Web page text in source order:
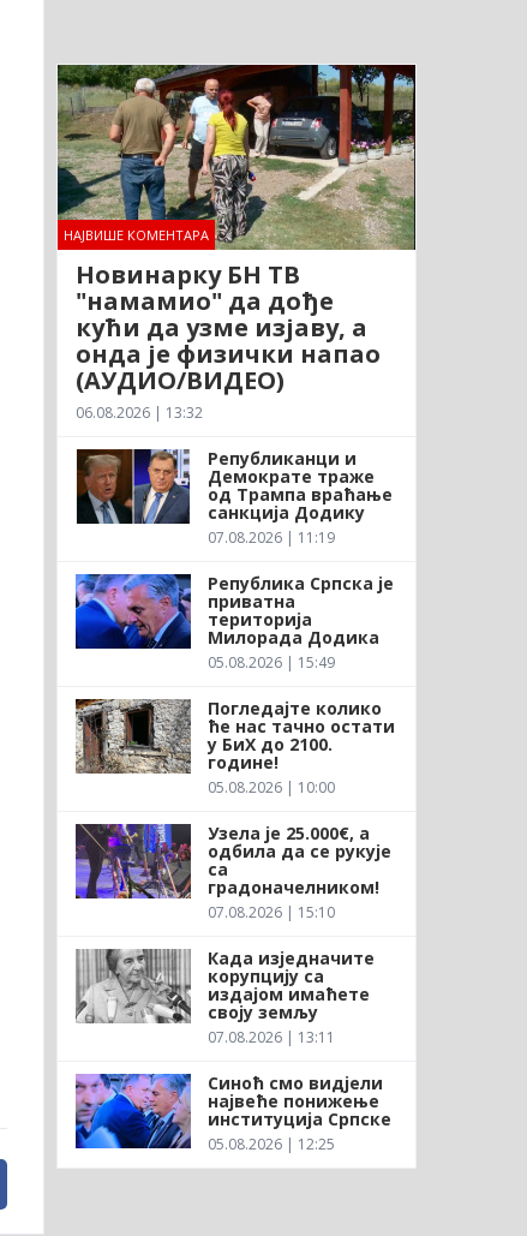
НАЈВИШЕ КОМЕНТАРА
Новинарку БН ТВ
"намамио" да дође
кући да узме изјаву, а
онда је физички напао
(АУДИО/ВИДЕО)
06.08.2026 | 13:32
Републиканци и
Демократе траже
од Трампа враћање
санкција Додику
07.08.2026 | 11:19
Република Српска је
приватна
територија
Милорада Додика
05.08.2026 | 15:49
Погледајте колико
ће нас тачно остати
у БиХ до 2100.
године!
05.08.2026 | 10:00
Узела је 25.000€, а
одбила да се рукује
са
градоначелником!
07.08.2026 | 15:10
Када изједначите
корупцију са
издајом имаћете
своју земљу
07.08.2026 | 13:11
Синоћ смо видјели
највеће понижење
институција Српске
05.08.2026 | 12:25